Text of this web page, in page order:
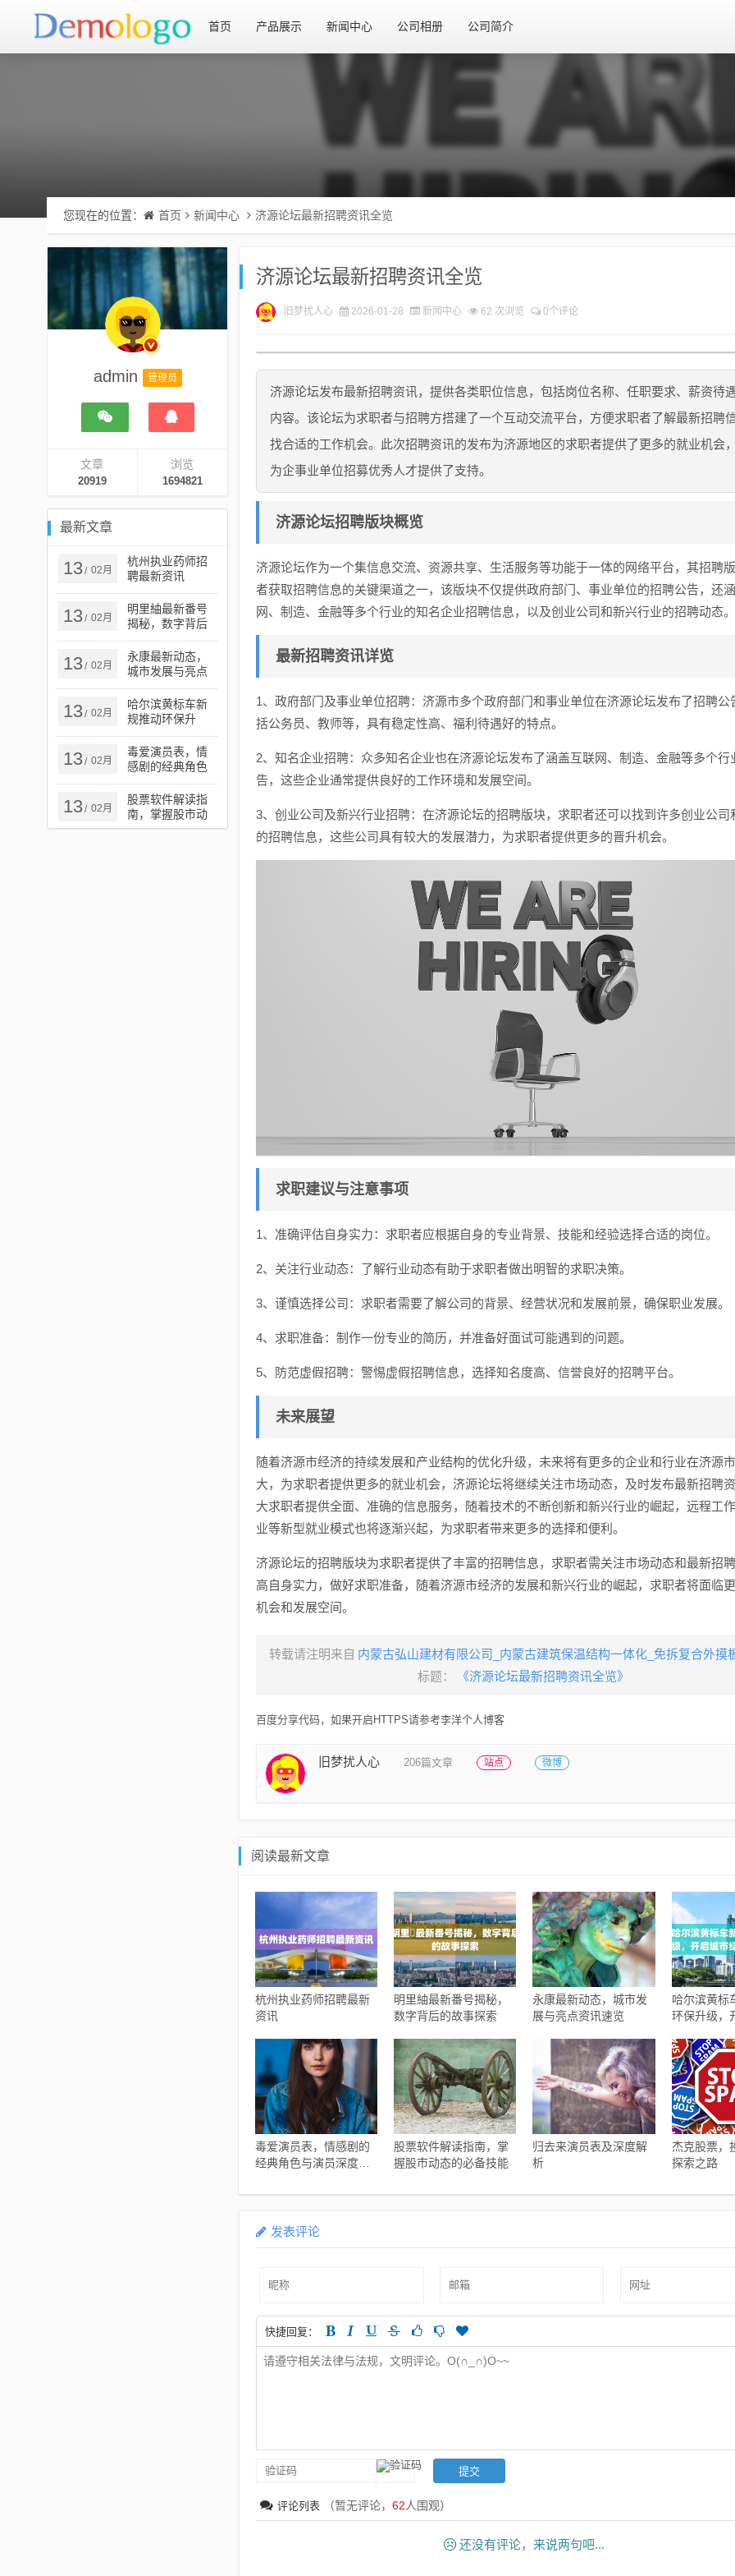
首页 产品展示 新闻中心 公司相册 公司简介
您现在的位置： 首页 新闻中心 济源论坛最新招聘资讯全览
admin 管理员
文章
20919
浏览
1694821
最新文章
13/ 02月
杭州执业药师招
聘最新资讯
13/ 02月
明里紬最新番号
揭秘，数字背后
的故事探索
13/ 02月
永康最新动态，
城市发展与亮点
资讯速览
13/ 02月
哈尔滨黄标车新
规推动环保升
级，开启城市绿
色出行新篇章
13/ 02月
毒爱演员表，情
感剧的经典角色
与演员深度解析
13/ 02月
股票软件解读指
南，掌握股市动
态的必备技能
济源论坛最新招聘资讯全览
旧梦扰人心 2026-01-28 新闻中心 62 次浏览 0个评论
济源论坛发布最新招聘资讯，提供各类职位信息，包括岗位名称、任职要求、薪资待
内容。该论坛为求职者与招聘方搭建了一个互动交流平台，方便求职者了解最新招聘
找合适的工作机会。此次招聘资讯的发布为济源地区的求职者提供了更多的就业机会
为企事业单位招募优秀人才提供了支持。
济源论坛招聘版块概览
济源论坛作为一个集信息交流、资源共享、生活服务等功能于一体的网络平台，其招聘
者获取招聘信息的关键渠道之一，该版块不仅提供政府部门、事业单位的招聘公告，还
网、制造、金融等多个行业的知名企业招聘信息，以及创业公司和新兴行业的招聘动态。
最新招聘资讯详览
1、政府部门及事业单位招聘：济源市多个政府部门和事业单位在济源论坛发布了招聘公
括公务员、教师等，具有稳定性高、福利待遇好的特点。
2、知名企业招聘：众多知名企业也在济源论坛发布了涵盖互联网、制造、金融等多个行
告，这些企业通常提供良好的工作环境和发展空间。
3、创业公司及新兴行业招聘：在济源论坛的招聘版块，求职者还可以找到许多创业公司
的招聘信息，这些公司具有较大的发展潜力，为求职者提供更多的晋升机会。
求职建议与注意事项
1、准确评估自身实力：求职者应根据自身的专业背景、技能和经验选择合适的岗位。
2、关注行业动态：了解行业动态有助于求职者做出明智的求职决策。
3、谨慎选择公司：求职者需要了解公司的背景、经营状况和发展前景，确保职业发展。
4、求职准备：制作一份专业的简历，并准备好面试可能遇到的问题。
5、防范虚假招聘：警惕虚假招聘信息，选择知名度高、信誉良好的招聘平台。
未来展望
随着济源市经济的持续发展和产业结构的优化升级，未来将有更多的企业和行业在济源
大，为求职者提供更多的就业机会，济源论坛将继续关注市场动态，及时发布最新招聘
大求职者提供全面、准确的信息服务，随着技术的不断创新和新兴行业的崛起，远程工
业等新型就业模式也将逐渐兴起，为求职者带来更多的选择和便利。
济源论坛的招聘版块为求职者提供了丰富的招聘信息，求职者需关注市场动态和最新招
高自身实力，做好求职准备，随着济源市经济的发展和新兴行业的崛起，求职者将面临
机会和发展空间。
转载请注明来自 内蒙古弘山建材有限公司_内蒙古建筑保温结构一体化_免拆复合外摸
标题：
《济源论坛最新招聘资讯全览》
百度分享代码，如果开启HTTPS请参考李洋个人博客
旧梦扰人心 206篇文章 站点 微博
阅读最新文章
杭州执业药师招聘最新
资讯
明里紬最新番号揭秘，
数字背后的故事探索
永康最新动态，城市发
展与亮点资讯速览
哈尔滨黄标
环保升级，
毒爱演员表，情感剧的
经典角色与演员深度解
股票软件解读指南，掌
握股市动态的必备技能
归去来演员表及深度解
析
杰克股票，
探索之路
发表评论
快捷回复：
评论列表 （暂无评论， 62人围观）
还没有评论，来说两句吧...